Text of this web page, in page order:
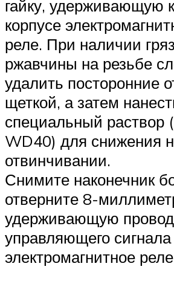
гайку, удерживающую
корпусе
реле. При наличии
ржавчины на резьбе
удалить посторонние
щеткой, а затем
специальный раствор
WD40) для снижения
отвинчивании.
Снимите наконечник
отверните 8-
удерживающую
управляющего
электромагнитное реле